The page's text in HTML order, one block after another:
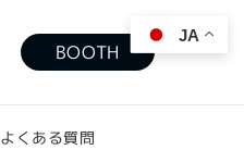
BOOTH
よくある質問
JA